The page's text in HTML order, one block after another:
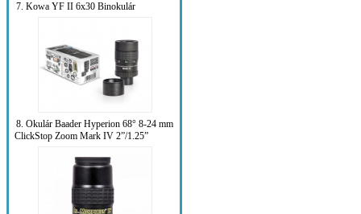
7. Kowa YF II 6x30 Binokulár
8. Okulár Baader Hyperion 68° 8-24 mm
ClickStop Zoom Mark IV 2”/1.25”